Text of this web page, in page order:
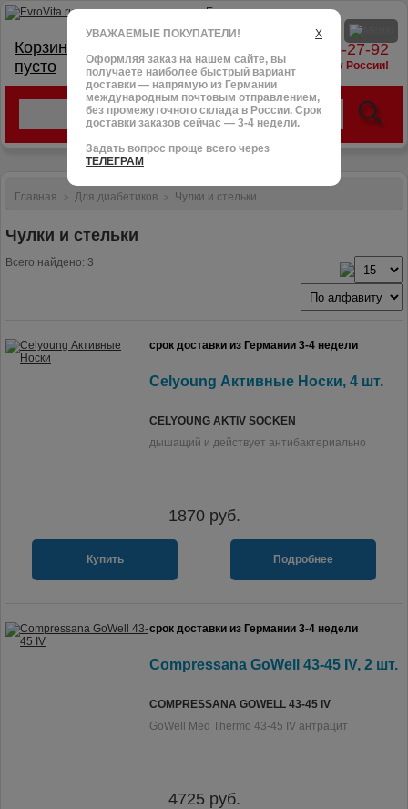
тел.: +7 (966) 095-27-92
доставим в любую точку России!
Корзина:
пусто
X
УВАЖАЕМЫЕ ПОКУПАТЕЛИ!
Оформляя заказ на нашем сайте, вы
получаете наиболее быстрый вариант
доставки — напрямую из Германии
международным почтовым отправлением,
без промежуточного склада в России. Срок
доставки заказов сейчас — 3-4 недели.
Задать вопрос проще всего через
ТЕЛЕГРАМ
Главная > Для диабетиков > Чулки и стельки
Чулки и стельки
Всего найдено: 3
срок доставки из Германии 3-4 недели
Celyoung Активные Носки, 4 шт.
CELYOUNG AKTIV SOCKEN
дышащий и действует антибактериально
1870руб.
Купить Подробнее
срок доставки из Германии 3-4 недели
Compressana GoWell 43-45 IV, 2 шт.
COMPRESSANA GOWELL 43-45 IV
GoWell Med Thermo 43-45 IV антрацит
4725 руб.